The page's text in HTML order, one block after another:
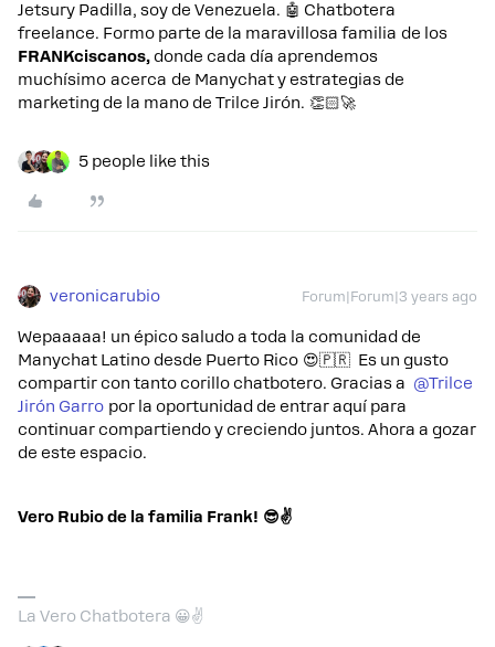
Jetsury Padilla, soy de Venezuela. 🤖 Chatbotera
freelance. Formo parte de la maravillosa familia de los
FRANKciscanos, donde cada día aprendemos
muchísimo acerca de Manychat y estrategias de
marketing de la mano de Trilce Jirón. 👏🏻🚀
5 people like this
veronicarubio Forum|Forum|3 years ago
Wepaaaaa! un épico saludo a toda la comunidad de
Manychat Latino desde Puerto Rico 😍🇵🇷 Es un gusto
compartir con tanto corillo chatbotero. Gracias a @Trilce
Jirón Garro por la oportunidad de entrar aquí para
continuar compartiendo y creciendo juntos. Ahora a gozar
de este espacio.
Vero Rubio de la familia Frank! 😎✌
La Vero Chatbotera 😀✌️